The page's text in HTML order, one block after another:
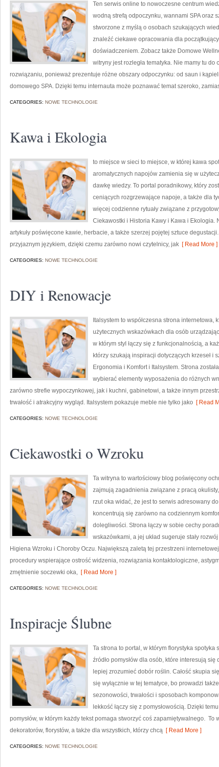
Ten serwis online to nowoczesne centrum
wodną strefą odpoczynku, wannami SPA oraz
stworzone z myślą o osobach szukających
znaleźć ciekawe opracowania dla
doświadczeniem. Zobacz także Domowe
witryny jest rozległa tematyka. Nie mamy tu
rozwiązaniu, ponieważ prezentuje różne obszary odpoczynku: od saun i
domowego SPA. Dzięki temu internauta może poznawać temat szeroko,
CATEGORIES: NOWE TECHNOLOGIE
Kawa i Ekologia
to miejsce w sieci to miejsce, w której kawa
aromatycznych napojów zamienia się w
dawkę wiedzy. To portal poradnikowy, który
ceniących rozgrzewające napoje, a także dla
więcej codzienne rytuały związane z
Ciekawostki i Historia Kawy i Kawa i Ekologia.
artykuły poświęcone kawie, herbacie, a także szerzej pojętej sztuce
przyjaznym językiem, dzięki czemu zarówno nowi czytelnicy, jak [ Read More ]
CATEGORIES: NOWE TECHNOLOGIE
DIY i Renowacje
Italsystem to współczesna strona
użytecznych wskazówkach dla osób
w którym styl łączy się z funkcjonalnością, a
którzy szukają inspiracji dotyczących krzeseł i
Ergonomia i Komfort i Italsystem. Strona
wybierać elementy wyposażenia do różnych
zarówno strefie wypoczynkowej, jak i kuchni, gabinetowi, a także innym
trwałość i atrakcyjny wygląd. Italsystem pokazuje meble nie tylko jako [ Read
CATEGORIES: NOWE TECHNOLOGIE
Ciekawostki o Wzroku
Ta witryna to wartościowy blog poświęcony
zajmują zagadnienia związane z pracą
rzut oka widać, że jest to serwis adresowany
koncentrują się zarówno na codziennym
dolegliwości. Strona łączy w sobie cechy
wskazówkami, a jej układ sugeruje stały
Higiena Wzroku i Choroby Oczu. Największą zaletą tej przestrzeni
procedury wspierające ostrość widzenia, rozwiązania kontaktologiczne,
zmętnienie soczewki oka, [ Read More ]
CATEGORIES: NOWE TECHNOLOGIE
Inspiracje Ślubne
Ta strona to portal, w którym florystyka
źródło pomysłów dla osób, które interesują
lepiej zrozumieć dobór roślin. Całość skupia
się wyłącznie w tej tematyce, bo prowadzi
sezonowości, trwałości i sposobach
lekkość łączy się z pomysłowością. Dzięki
pomysłów, w którym każdy tekst pomaga stworzyć coś zapamiętywalnego. To
dekoratorów, florystów, a także dla wszystkich, którzy chcą [ Read More ]
CATEGORIES: NOWE TECHNOLOGIE